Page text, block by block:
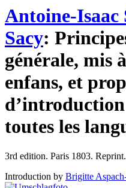
Antoine-Isaac
Sacy:
générale, mis
enfans, et
toutes les
3rd edition. Paris 1803. Reprint.
Introduction by Brigitte